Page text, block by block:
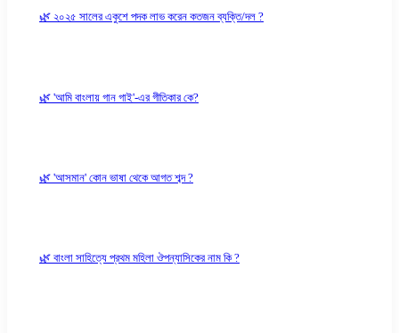
🌿 ২০২৫ সালের একুশে পদক লাভ করেন কতজন ব্যক্তি/দল ?
🌿 'আমি বাংলায় গান গাই'-এর গীতিকার কে?
🌿 'আসমান' কোন ভাষা থেকে আগত শব্দ ?
🌿 বাংলা সাহিত্যে প্রথম মহিলা ঔপন্যাসিকের নাম কি ?